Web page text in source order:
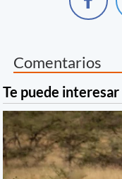
Comentarios